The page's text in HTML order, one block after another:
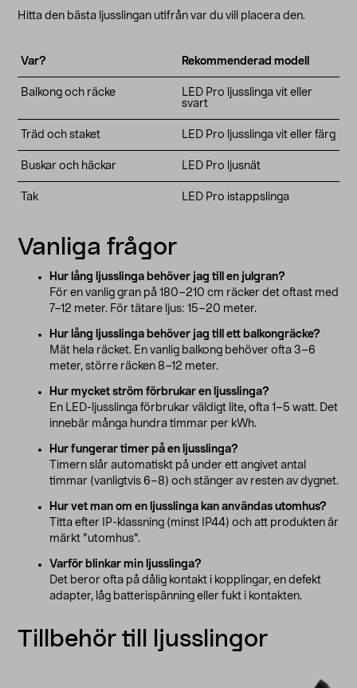
Hitta den bästa ljusslingan utifrån var du vill placera den.
Var? Rekommenderad modell
Balkong och räcke
LED Pro ljusslinga vit eller
svart
Träd och staket LED Pro ljusslinga vit eller färg
Buskar och häckar LED Pro ljusnät
Tak LED Pro istappslinga
Vanliga frågor
Hur lång ljusslinga behöver jag till en julgran?
För en vanlig gran på 180–210 cm räcker det oftast med
7–12 meter. För tätare ljus: 15–20 meter.
Hur lång ljusslinga behöver jag till ett balkongräcke?
Mät hela räcket. En vanlig balkong behöver ofta 3–6
meter, större räcken 8–12 meter.
Hur mycket ström förbrukar en ljusslinga?
En LED-ljusslinga förbrukar väldigt lite, ofta 1–5 watt. Det
innebär många hundra timmar per kWh.
Hur fungerar timer på en ljusslinga?
Timern slår automatiskt på under ett angivet antal
timmar (vanligtvis 6–8) och stänger av resten av dygnet.
Hur vet man om en ljusslinga kan användas utomhus?
Titta efter IP-klassning (minst IP44) och att produkten är
märkt ”utomhus”.
Varför blinkar min ljusslinga?
Det beror ofta på dålig kontakt i kopplingar, en defekt
adapter, låg batterispänning eller fukt i kontakten.
Tillbehör till ljusslingor